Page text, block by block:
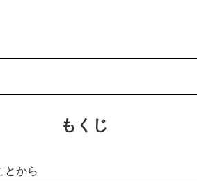
もくじ
とから